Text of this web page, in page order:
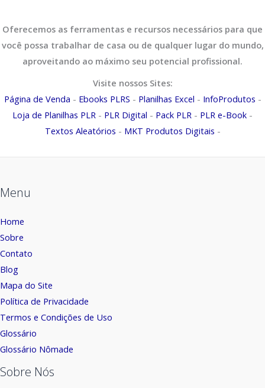
Oferecemos as ferramentas e recursos necessários para que
você possa trabalhar de casa ou de qualquer lugar do mundo,
aproveitando ao máximo seu potencial profissional.
Visite nossos Sites:
Página de Venda - Ebooks PLRS - Planilhas Excel - InfoProdutos -
Loja de Planilhas PLR - PLR Digital - Pack PLR - PLR e-Book -
Textos Aleatórios - MKT Produtos Digitais -
Menu
Home
Sobre
Contato
Blog
Mapa do Site
Política de Privacidade
Termos e Condições de Uso
Glossário
Glossário Nômade
Sobre Nós